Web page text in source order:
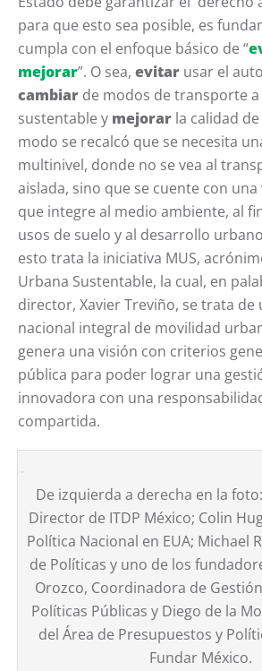
para que esto sea posible, es
cumpla con el enfoque básico de “
mejorar”. O sea, evitar usar el
cambiar de modos de transporte
sustentable y mejorar la calidad
modo se recalcó que se necesita
multinivel, donde no se vea al
aislada, sino que se cuente con
que integre al medio ambiente, al
usos de suelo y al desarrollo
esto trata la iniciativa MUS,
Urbana Sustentable, la cual, en
director, Xavier Treviño, se trata de
nacional integral de movilidad
genera una visión con criterios
pública para poder lograr una
innovadora con una
compartida.
De izquierda a derecha en la
Director de ITDP México; Colin
Política Nacional en EUA; Michael
de Políticas y uno de los
Orozco, Coordinadora de
Políticas Públicas y Diego de la
del Área de Presupuestos y
Fundar México.